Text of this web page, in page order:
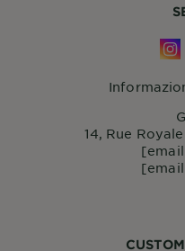
14, Rue